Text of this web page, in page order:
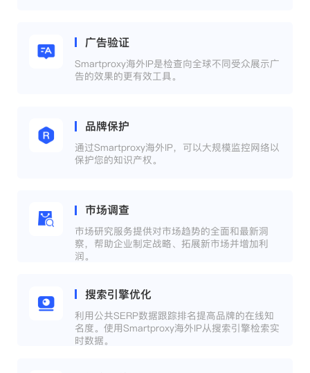
广告验证
Smartproxy海外IP是检查向全球不同受众展示广
告的效果的更有效工具。
品牌保护
通过Smartproxy海外IP，可以大规模监控网络以
保护您的知识产权。
市场调查
市场研究服务提供对市场趋势的全面和最新洞
察，帮助企业制定战略、拓展新市场并增加利
润。
搜索引擎优化
利用公共SERP数据跟踪排名提高品牌的在线知
名度。使用Smartproxy海外IP从搜索引擎检索实
时数据。